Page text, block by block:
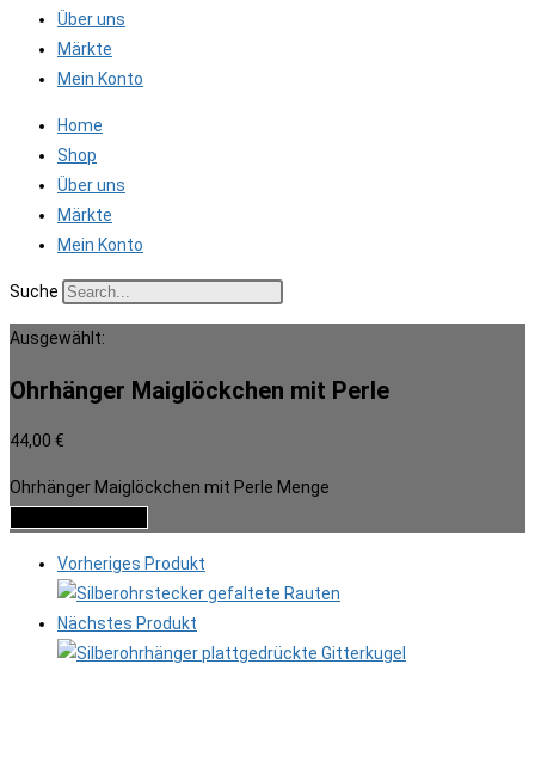
Über uns
Märkte
Mein Konto
Home
Shop
Über uns
Märkte
Mein Konto
Suche
Ausgewählt:
Ohrhänger Maiglöckchen mit Perle
44,00 €
Ohrhänger Maiglöckchen mit Perle Menge
Vorheriges Produkt
Nächstes Produkt